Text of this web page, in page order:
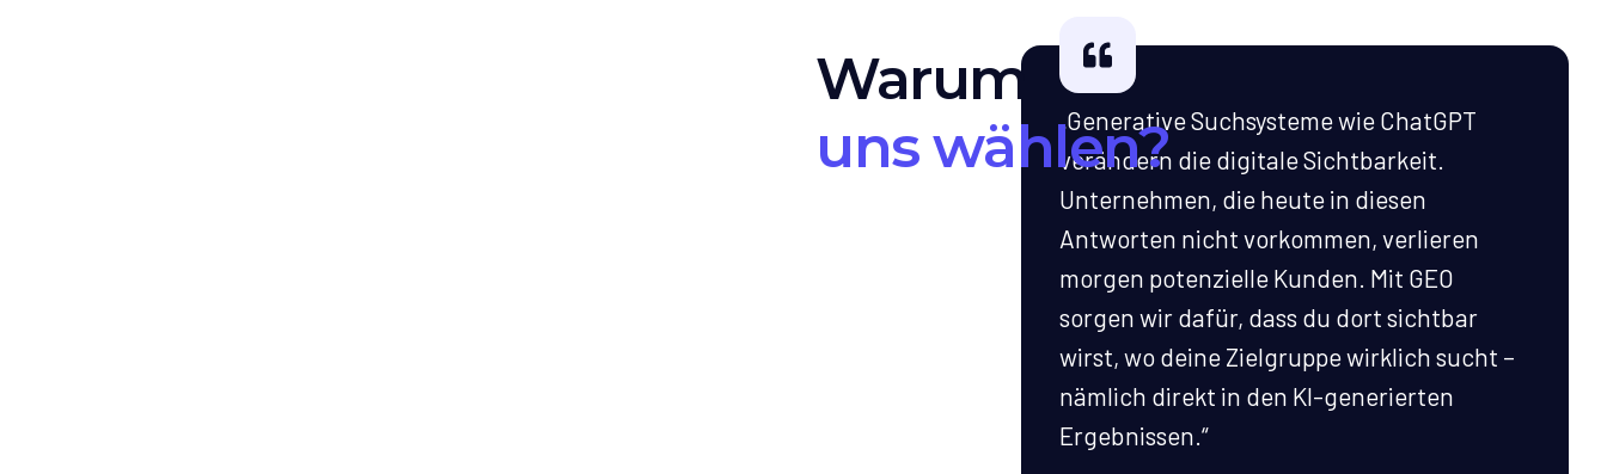
Warum
uns wählen?„Generative Suchsysteme wie ChatGPT
verändern die digitale Sichtbarkeit.
Unternehmen, die heute in diesen
Antworten nicht vorkommen, verlieren
morgen potenzielle Kunden. Mit GEO
sorgen wir dafür, dass du dort sichtbar
wirst, wo deine Zielgruppe wirklich sucht –
nämlich direkt in den KI-generierten
Ergebnissen.“